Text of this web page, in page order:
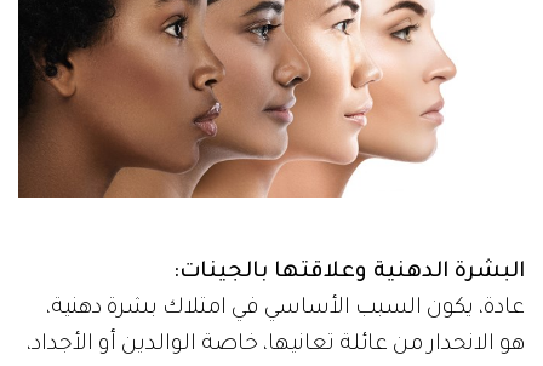
البشرة الدهنية وعلاقتها بالجينات:
عادة، يكون السبب الأساسي في امتلاك بشرة دهنية،
هو الانحدار من عائلة تعانيها، خاصة الوالدين أو الأجداد،